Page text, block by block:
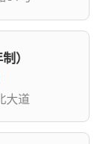
）
大道